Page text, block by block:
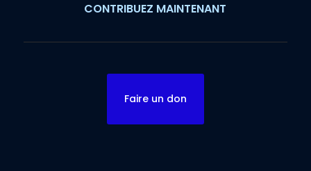
CONTRIBUEZ MAINTENANT
Faire un don